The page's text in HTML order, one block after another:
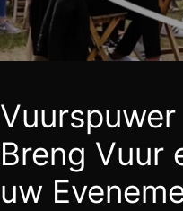
Breng Vuur
uw